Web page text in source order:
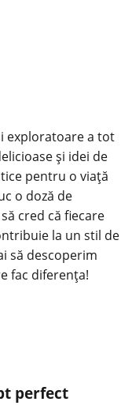
exploratoare a tot
și idei de
pentru o viață
o doză de
cred că fiecare
la un stil de
să descoperim
fac diferența!
perfect